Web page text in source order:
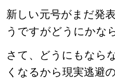
新しい元号がまだ発
うですがどうにかな
さて、どうにもなら
くなるから現実逃避